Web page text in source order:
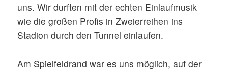
uns. Wir durften mit der echten Einlaufmusik
wie die großen Profis in Zweierreihen ins
Stadion durch den Tunnel einlaufen.
Am Spielfeldrand war es uns möglich, auf der